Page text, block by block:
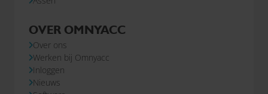
OVER OMNYACC
Over ons
Werken bij Omnyacc
Inloggen
Nieuws